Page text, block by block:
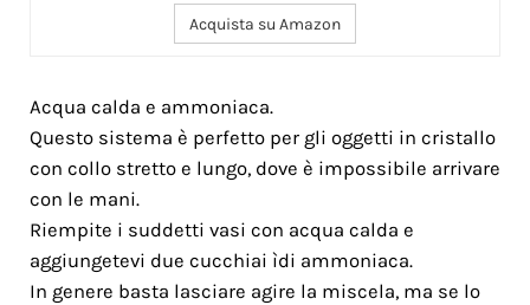
Acquista su Amazon
Acqua calda e ammoniaca.
Questo sistema è perfetto per gli oggetti in cristallo
con collo stretto e lungo, dove è impossibile arrivare
con le mani.
Riempite i suddetti vasi con acqua calda e
aggiungetevi due cucchiai ìdi ammoniaca.
In genere basta lasciare agire la miscela, ma se lo